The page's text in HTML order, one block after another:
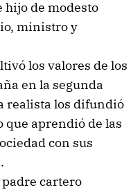
hijo de modesto
ministro y
los valores de los
en la segunda
realista los difundió
que aprendió de las
con sus
cartero